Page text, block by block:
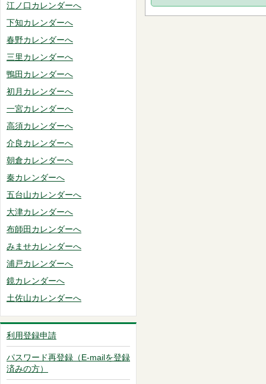
江ノ口カレンダーへ
下知カレンダーへ
春野カレンダーへ
三里カレンダーへ
鴨田カレンダーへ
初月カレンダーへ
一宮カレンダーへ
高須カレンダーへ
介良カレンダーへ
朝倉カレンダーへ
秦カレンダーへ
五台山カレンダーへ
大津カレンダーへ
布師田カレンダーへ
みませカレンダーへ
浦戸カレンダーへ
鏡カレンダーへ
土佐山カレンダーへ
利用登録申請
パスワード再登録（E-mailを登録
済みの方）